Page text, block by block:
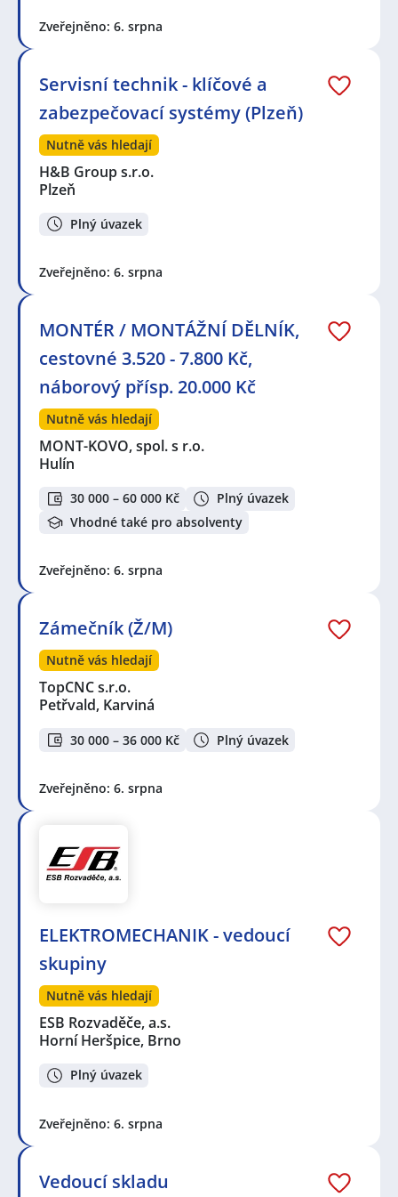
Zveřejněno: 6. srpna
Servisní technik - klíčové a
zabezpečovací systémy (Plzeň)
Nutně vás hledají
H&B Group s.r.o.
Plzeň
Plný úvazek
Zveřejněno: 6. srpna
MONTÉR / MONTÁŽNÍ DĚLNÍK,
cestovné 3.520 - 7.800 Kč,
náborový přísp. 20.000 Kč
Nutně vás hledají
MONT-KOVO, spol. s r.o.
Hulín
30 000 – 60 000 Kč
Plný úvazek
Vhodné také pro absolventy
Zveřejněno: 6. srpna
Zámečník (Ž/M)
Nutně vás hledají
TopCNC s.r.o.
Petřvald, Karviná
30 000 – 36 000 Kč Plný úvazek
Zveřejněno: 6. srpna
ELEKTROMECHANIK - vedoucí
skupiny
Nutně vás hledají
ESB Rozvaděče, a.s.
Horní Heršpice, Brno
Plný úvazek
Zveřejněno: 6. srpna
Vedoucí skladu